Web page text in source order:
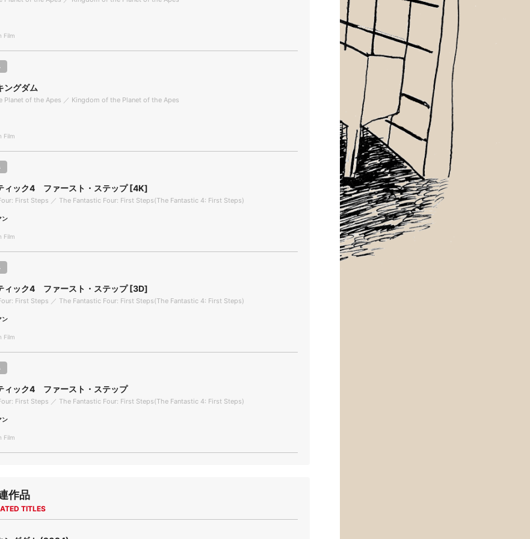
Film
グダム
Planet of the Apes ／ Kingdom of the Planet of the Apes
Film
ィック4 ファースト・ステップ [4K]
First Steps ／ The Fantastic Four: First Steps(The Fantastic 4: First Steps)
ン
Film
ィック4 ファースト・ステップ [3D]
First Steps ／ The Fantastic Four: First Steps(The Fantastic 4: First Steps)
ン
Film
ィック4 ファースト・ステップ
First Steps ／ The Fantastic Four: First Steps(The Fantastic 4: First Steps)
ン
Film
作品
TITLES